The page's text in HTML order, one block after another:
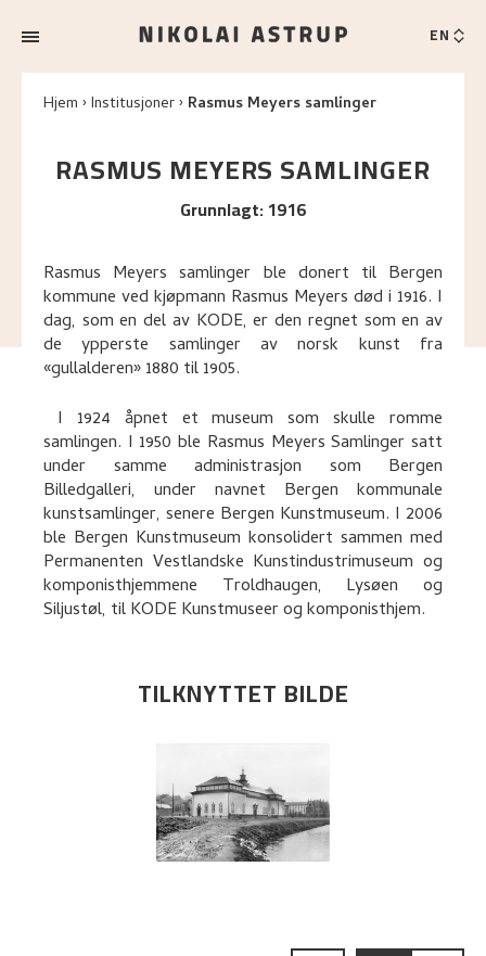
EN
Hjem Institusjoner Rasmus Meyers samlinger
RASMUS MEYERS SAMLINGER
Grunnlagt:1916
Rasmus Meyers samlinger ble donert til Bergen
kommune ved kjøpmann Rasmus Meyers død i 1916. I
dag, som en del av KODE, er den regnet som en av
de ypperste samlinger av norsk kunst fra
«gullalderen» 1880 til 1905.
I 1924 åpnet et museum som skulle romme
samlingen. I 1950 ble Rasmus Meyers Samlinger satt
under samme administrasjon som Bergen
Billedgalleri, under navnet Bergen kommunale
kunstsamlinger, senere Bergen Kunstmuseum. I 2006
ble Bergen Kunstmuseum konsolidert sammen med
Permanenten Vestlandske Kunstindustrimuseum og
komponisthjemmene Troldhaugen, Lysøen og
Siljustøl, til KODE Kunstmuseer og komponisthjem.
TILKNYTTET BILDE